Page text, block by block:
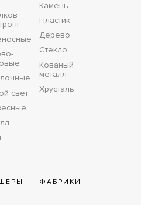
свет
Камень
Пластик
Дерево
Стекло
Кованый
металл
Хрусталь
ФАБРИКИ